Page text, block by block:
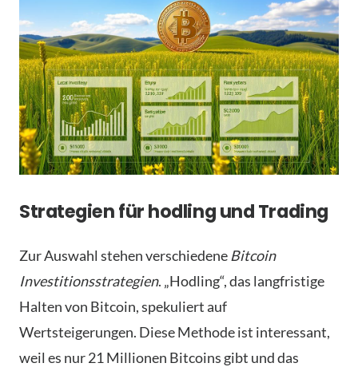
Strategien für hodling und Trading
Zur Auswahl stehen verschiedene Bitcoin
Investitionsstrategien. „Hodling“, das langfristige
Halten von Bitcoin, spekuliert auf
Wertsteigerungen. Diese Methode ist interessant,
weil es nur 21 Millionen Bitcoins gibt und das